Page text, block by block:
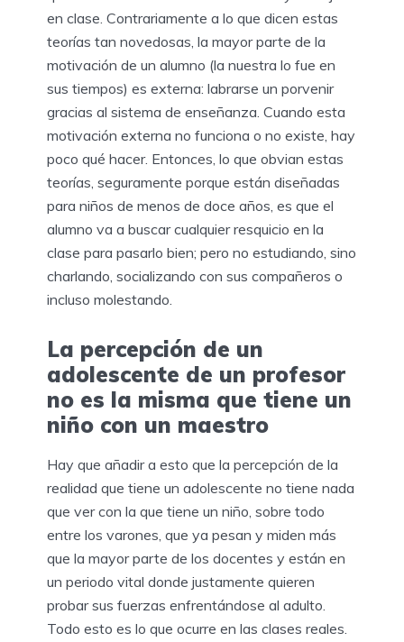
en clase. Contrariamente a lo que dicen estas
teorías tan novedosas, la mayor parte de la
motivación de un alumno (la nuestra lo fue en
sus tiempos) es externa: labrarse un porvenir
gracias al sistema de enseñanza. Cuando esta
motivación externa no funciona o no existe, hay
poco qué hacer. Entonces, lo que obvian estas
teorías, seguramente porque están diseñadas
para niños de menos de doce años, es que el
alumno va a buscar cualquier resquicio en la
clase para pasarlo bien; pero no estudiando, sino
charlando, socializando con sus compañeros o
incluso molestando.
La percepción de un
adolescente de un profesor
no es la misma que tiene un
niño con un maestro
Hay que añadir a esto que la percepción de la
realidad que tiene un adolescente no tiene nada
que ver con la que tiene un niño, sobre todo
entre los varones, que ya pesan y miden más
que la mayor parte de los docentes y están en
un periodo vital donde justamente quieren
probar sus fuerzas enfrentándose al adulto.
Todo esto es lo que ocurre en las clases reales.